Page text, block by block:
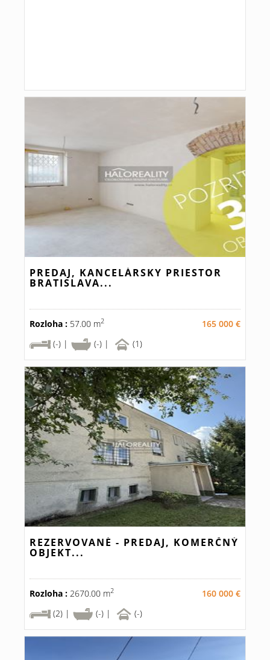
PREDAJ, KANCELÁRSKY PRIESTOR
BRATISLAVA...
Rozloha : 57.00 m2
165 000 €
(-) |
(-) | (1)
REZERVOVANÉ - PREDAJ, KOMERČNÝ
OBJEKT...
Rozloha : 2670.00 m2
160 000 €
(2) |
(-) | (-)